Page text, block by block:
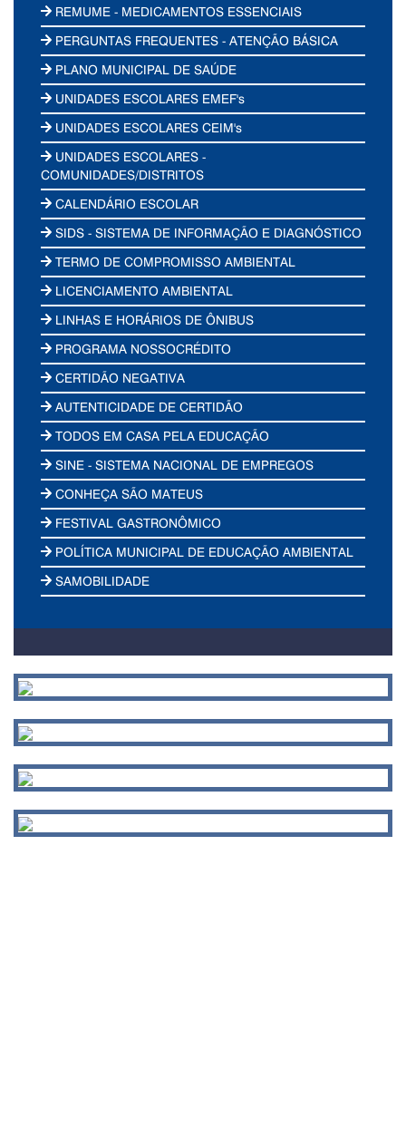
REMUME - MEDICAMENTOS ESSENCIAIS
PERGUNTAS FREQUENTES - ATENÇÃO BÁSICA
PLANO MUNICIPAL DE SAÚDE
UNIDADES ESCOLARES EMEF's
UNIDADES ESCOLARES CEIM's
UNIDADES ESCOLARES -
COMUNIDADES/DISTRITOS
CALENDÁRIO ESCOLAR
SIDS - SISTEMA DE INFORMAÇÃO E DIAGNÓSTICO
TERMO DE COMPROMISSO AMBIENTAL
LICENCIAMENTO AMBIENTAL
LINHAS E HORÁRIOS DE ÔNIBUS
PROGRAMA NOSSOCRÉDITO
CERTIDÃO NEGATIVA
AUTENTICIDADE DE CERTIDÃO
TODOS EM CASA PELA EDUCAÇÃO
SINE - SISTEMA NACIONAL DE EMPREGOS
CONHEÇA SÃO MATEUS
FESTIVAL GASTRONÔMICO
POLÍTICA MUNICIPAL DE EDUCAÇÃO AMBIENTAL
SAMOBILIDADE